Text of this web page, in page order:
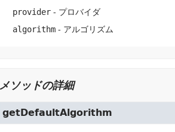
provider- プロバイダ
algorithm- アルゴリズム
メソッドの詳細
getDefaultAlgorithm